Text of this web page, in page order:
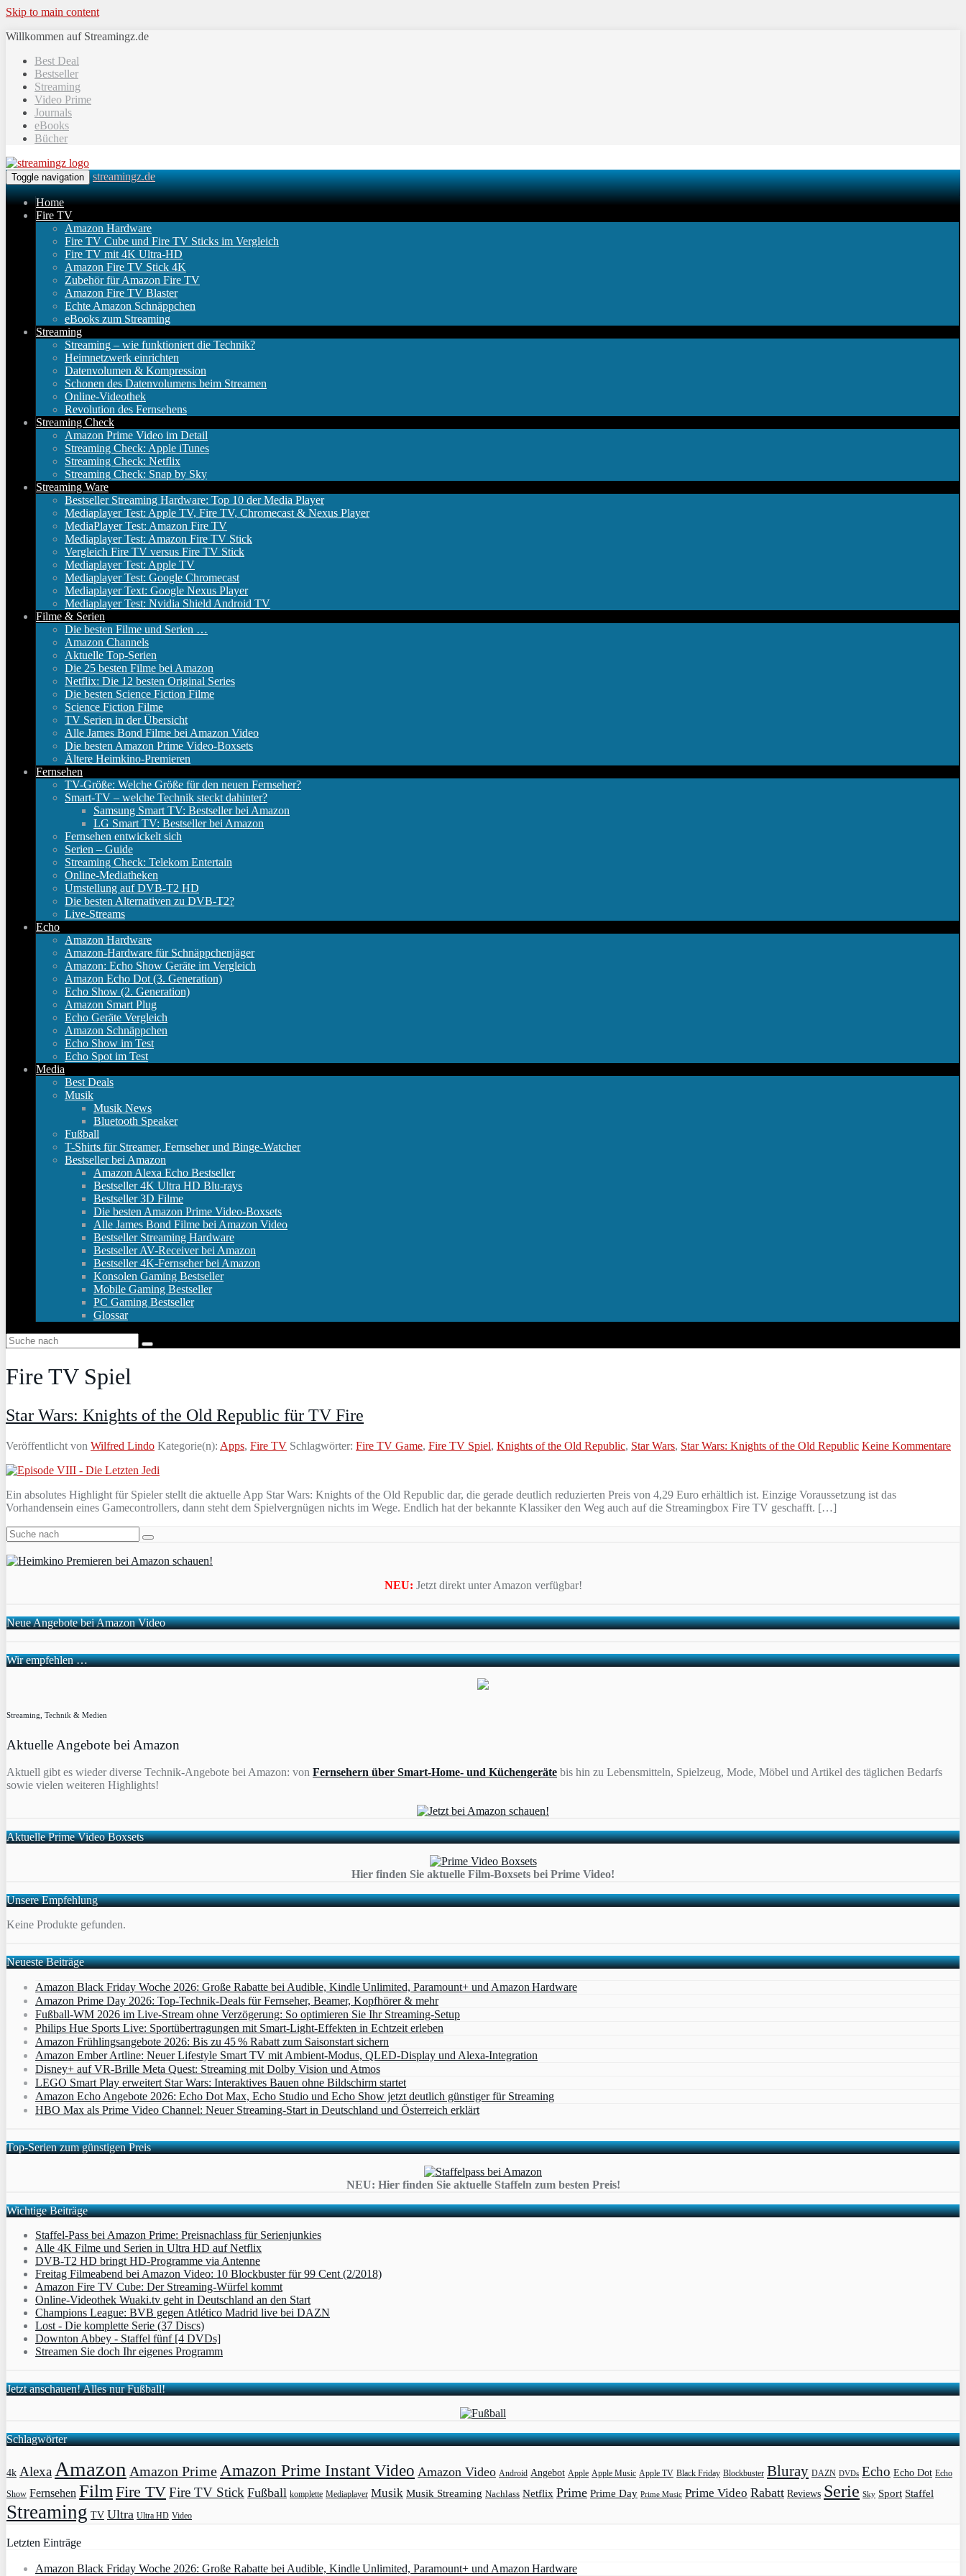
Skip to main content
Willkommen auf Streamingz.de
Best Deal
Bestseller
Streaming
Video Prime
Journals
eBooks
Bücher
Toggle navigation streamingz.de
Home
Fire TV
Amazon Hardware
Fire TV Cube und Fire TV Sticks im Vergleich
Fire TV mit 4K Ultra-HD
Amazon Fire TV Stick 4K
Zubehör für Amazon Fire TV
Amazon Fire TV Blaster
Echte Amazon Schnäppchen
eBooks zum Streaming
Streaming
Streaming – wie funktioniert die Technik?
Heimnetzwerk einrichten
Datenvolumen & Kompression
Schonen des Datenvolumens beim Streamen
Online-Videothek
Revolution des Fernsehens
Streaming Check
Amazon Prime Video im Detail
Streaming Check: Apple iTunes
Streaming Check: Netflix
Streaming Check: Snap by Sky
Streaming Ware
Bestseller Streaming Hardware: Top 10 der Media Player
Mediaplayer Test: Apple TV, Fire TV, Chromecast & Nexus Player
MediaPlayer Test: Amazon Fire TV
Mediaplayer Test: Amazon Fire TV Stick
Vergleich Fire TV versus Fire TV Stick
Mediaplayer Test: Apple TV
Mediaplayer Test: Google Chromecast
Mediaplayer Text: Google Nexus Player
Mediaplayer Test: Nvidia Shield Android TV
Filme & Serien
Die besten Filme und Serien …
Amazon Channels
Aktuelle Top-Serien
Die 25 besten Filme bei Amazon
Netflix: Die 12 besten Original Series
Die besten Science Fiction Filme
Science Fiction Filme
TV Serien in der Übersicht
Alle James Bond Filme bei Amazon Video
Die besten Amazon Prime Video-Boxsets
Ältere Heimkino-Premieren
Fernsehen
TV-Größe: Welche Größe für den neuen Fernseher?
Smart-TV – welche Technik steckt dahinter?
Samsung Smart TV: Bestseller bei Amazon
LG Smart TV: Bestseller bei Amazon
Fernsehen entwickelt sich
Serien – Guide
Streaming Check: Telekom Entertain
Online-Mediatheken
Umstellung auf DVB-T2 HD
Die besten Alternativen zu DVB-T2?
Live-Streams
Echo
Amazon Hardware
Amazon-Hardware für Schnäppchenjäger
Amazon: Echo Show Geräte im Vergleich
Amazon Echo Dot (3. Generation)
Echo Show (2. Generation)
Amazon Smart Plug
Echo Geräte Vergleich
Amazon Schnäppchen
Echo Show im Test
Echo Spot im Test
Media
Best Deals
Musik
Musik News
Bluetooth Speaker
Fußball
T-Shirts für Streamer, Fernseher und Binge-Watcher
Bestseller bei Amazon
Amazon Alexa Echo Bestseller
Bestseller 4K Ultra HD Blu-rays
Bestseller 3D Filme
Die besten Amazon Prime Video-Boxsets
Alle James Bond Filme bei Amazon Video
Bestseller Streaming Hardware
Bestseller AV-Receiver bei Amazon
Bestseller 4K-Fernseher bei Amazon
Konsolen Gaming Bestseller
Mobile Gaming Bestseller
PC Gaming Bestseller
Glossar
Fire TV Spiel
Star Wars: Knights of the Old Republic für TV Fire
Veröffentlicht von Wilfred Lindo Kategorie(n): Apps, Fire TV Schlagwörter: Fire TV Game, Fire TV Spiel, Knights of the Old Republic, Star Wars, Star Wars: Knights of the Old Republic Keine Kommentare
Ein absolutes Highlight für Spieler stellt die aktuelle App Star Wars: Knights of the Old Republic dar, die gerade deutlich reduzierten Preis von 4,29 Euro erhältlich ist. Einzige Voraussetzung ist das
Vorhandensein eines Gamecontrollers, dann steht dem Spielvergnügen nichts im Wege. Endlich hat der bekannte Klassiker den Weg auch auf die Streamingbox Fire TV geschafft. […]
NEU: Jetzt direkt unter Amazon verfügbar!
Neue Angebote bei Amazon Video
Wir empfehlen …
Streaming, Technik & Medien
Aktuelle Angebote bei Amazon
Aktuell gibt es wieder diverse Technik-Angebote bei Amazon: von Fernsehern über Smart-Home- und Küchengeräte bis hin zu Lebensmitteln, Spielzeug, Mode, Möbel und Artikel des täglichen Bedarfs
sowie vielen weiteren Highlights!
Aktuelle Prime Video Boxsets
Hier finden Sie aktuelle Film-Boxsets bei Prime Video!
Unsere Empfehlung
Keine Produkte gefunden.
Neueste Beiträge
Amazon Black Friday Woche 2026: Große Rabatte bei Audible, Kindle Unlimited, Paramount+ und Amazon Hardware
Amazon Prime Day 2026: Top-Technik-Deals für Fernseher, Beamer, Kopfhörer & mehr
Fußball-WM 2026 im Live-Stream ohne Verzögerung: So optimieren Sie Ihr Streaming-Setup
Philips Hue Sports Live: Sportübertragungen mit Smart‑Light‑Effekten in Echtzeit erleben
Amazon Frühlingsangebote 2026: Bis zu 45 % Rabatt zum Saisonstart sichern
Amazon Ember Artline: Neuer Lifestyle Smart TV mit Ambient‑Modus, QLED‑Display und Alexa‑Integration
Disney+ auf VR-Brille Meta Quest: Streaming mit Dolby Vision und Atmos
LEGO Smart Play erweitert Star Wars: Interaktives Bauen ohne Bildschirm startet
Amazon Echo Angebote 2026: Echo Dot Max, Echo Studio und Echo Show jetzt deutlich günstiger für Streaming
HBO Max als Prime Video Channel: Neuer Streaming‑Start in Deutschland und Österreich erklärt
Top-Serien zum günstigen Preis
NEU: Hier finden Sie aktuelle Staffeln zum besten Preis!
Wichtige Beiträge
Staffel-Pass bei Amazon Prime: Preisnachlass für Serienjunkies
Alle 4K Filme und Serien in Ultra HD auf Netflix
DVB-T2 HD bringt HD-Programme via Antenne
Freitag Filmeabend bei Amazon Video: 10 Blockbuster für 99 Cent (2/2018)
Amazon Fire TV Cube: Der Streaming-Würfel kommt
Online-Videothek Wuaki.tv geht in Deutschland an den Start
Champions League: BVB gegen Atlético Madrid live bei DAZN
Lost - Die komplette Serie (37 Discs)
Downton Abbey - Staffel fünf [4 DVDs]
Streamen Sie doch Ihr eigenes Programm
Jetzt anschauen! Alles nur Fußball!
Schlagwörter
4k AlexaAmazon Amazon PrimeAmazon Prime Instant Video Amazon Video Android Angebot Apple Apple Music Apple TV Black Friday Blockbuster Bluray DAZN DVDs Echo Echo Dot Echo
Show Fernsehen FilmFire TVFire TV Stick Fußball komplette Mediaplayer Musik Musik Streaming Nachlass Netflix Prime Prime Day Prime Music Prime Video Rabatt Reviews Serie Sky Sport Staffel
Streaming TV Ultra Ultra HD Video
Letzten Einträge
Amazon Black Friday Woche 2026: Große Rabatte bei Audible, Kindle Unlimited, Paramount+ und Amazon Hardware